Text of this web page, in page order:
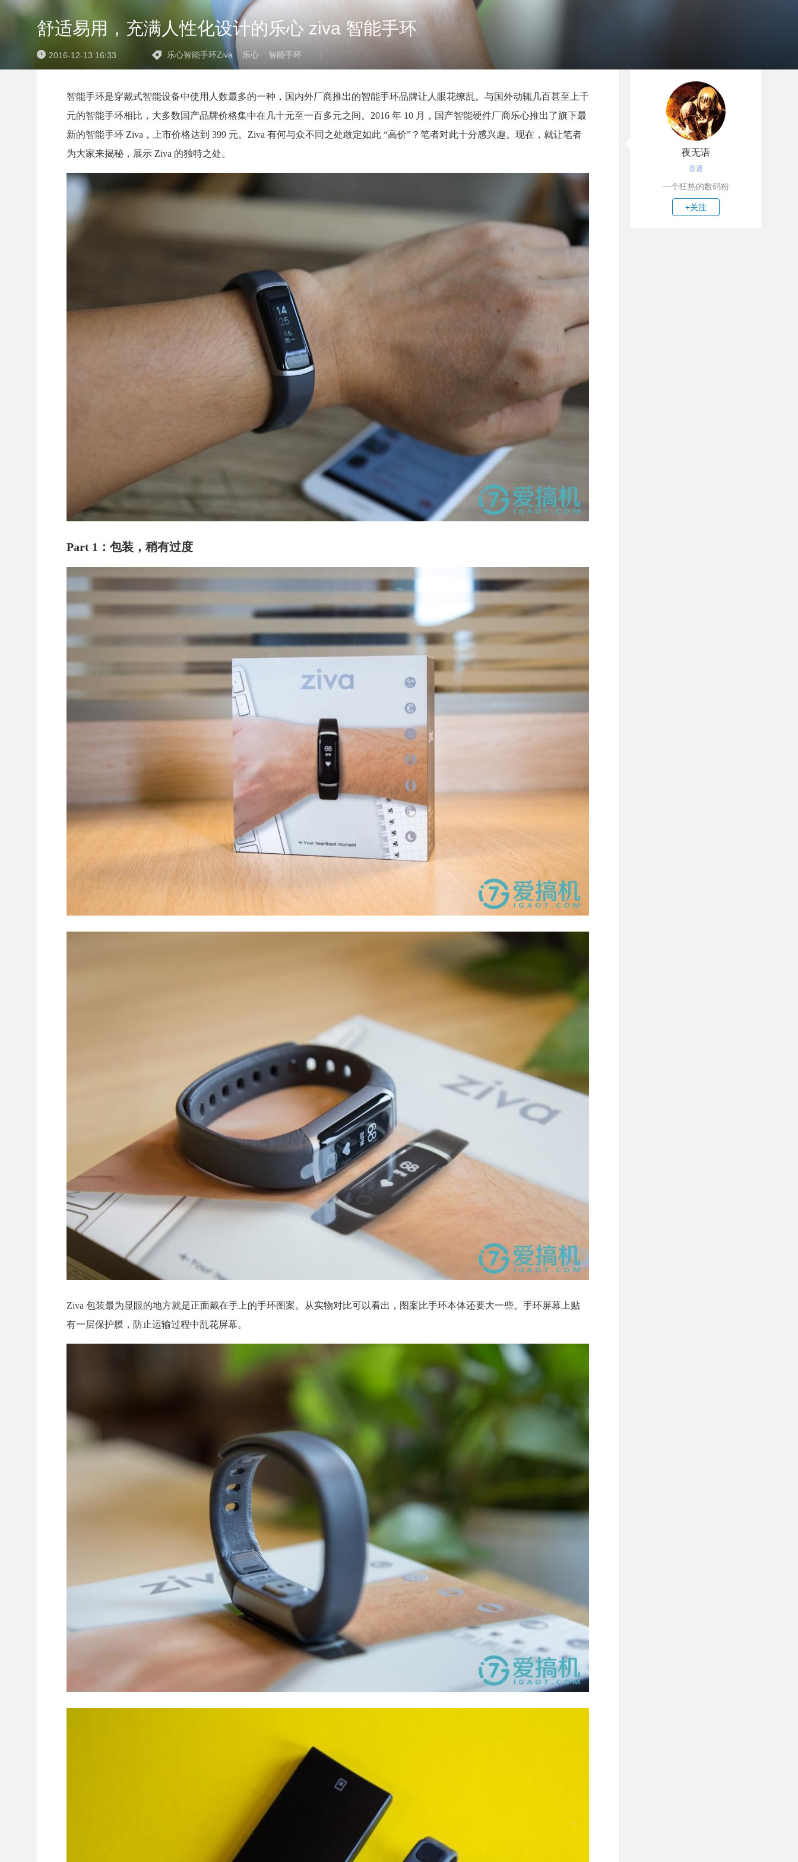
舒适易用，充满人性化设计的乐心 ziva 智能手环
2016-12-13 16:33 乐心智能手环Ziva 乐心 智能手环
智能手环是穿戴式智能设备中使用人数最多的一种，国内外厂商推出的智能手环品牌让人眼花缭乱。与国外动辄几百甚至上千
元的智能手环相比，大多数国产品牌价格集中在几十元至一百多元之间。2016 年 10 月，国产智能硬件厂商乐心推出了旗下最
新的智能手环 Ziva，上市价格达到 399 元。Ziva 有何与众不同之处敢定如此 “高价”？笔者对此十分感兴趣。现在，就让笔者
为大家来揭秘，展示 Ziva 的独特之处。
Part 1：包装，稍有过度
Ziva 包装最为显眼的地方就是正面戴在手上的手环图案。从实物对比可以看出，图案比手环本体还要大一些。手环屏幕上贴
有一层保护膜，防止运输过程中乱花屏幕。
夜无语
普通
一个狂热的数码粉
+关注